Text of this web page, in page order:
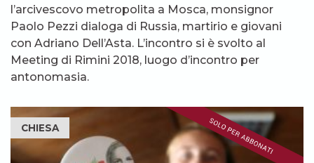
l’arcivescovo metropolita a Mosca, monsignor
Paolo Pezzi dialoga di Russia, martirio e giovani
con Adriano Dell’Asta. L’incontro si è svolto al
Meeting di Rimini 2018, luogo d’incontro per
antonomasia.
CHIESA